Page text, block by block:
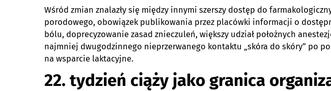
Wśród zmian znalazły się między innymi szerszy dostęp do
porodowego, obowiązek publikowania przez placówki informacji o
bólu, doprecyzowanie zasad znieczuleń, większy udział położnych
najmniej dwugodzinnego nieprzerwanego kontaktu „skóra do skóry” po
na wsparcie laktacyjne.
22. tydzień ciąży jako granica